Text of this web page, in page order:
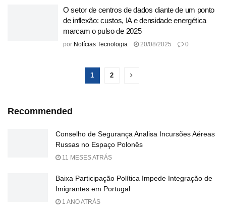
O setor de centros de dados diante de um ponto
de inflexão: custos, IA e densidade energética
marcam o pulso de 2025
por Notícias Tecnologia 20/08/2025 0
1 2
Recommended
Conselho de Segurança Analisa Incursões Aéreas
Russas no Espaço Polonês
11 MESES ATRÁS
Baixa Participação Política Impede Integração de
Imigrantes em Portugal
1 ANO ATRÁS